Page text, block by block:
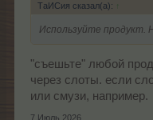
ТаИСия сказал(а): ↑
Используйте продукт.
"съешьте" любой
через слоты. если
или смузи, например.
7 Июль 2026